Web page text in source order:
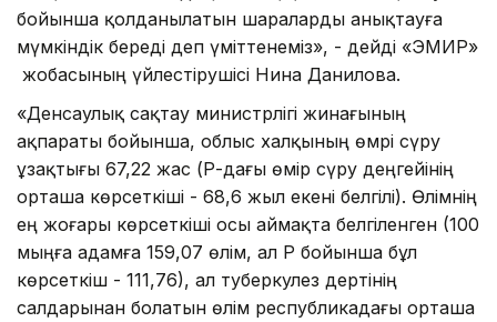
бойынша қолданылатын шараларды анықтауға
мүмкіндік береді деп үміттенеміз», - дейді «ЭМИР»
ҚҚ жобасының үйлестірушісі Нина Данилова.
«Денсаулық сақтау министрлігі жинағының
ақпараты бойынша, облыс халқының өмрі сүру
ұзақтығы 67,22 жас (ҚР-дағы өмір сүру деңгейінің
орташа көрсеткіші - 68,6 жыл екені белгілі). Өлімнің
ең жоғары көрсеткіші осы аймақта белгіленген (100
мыңға адамға 159,07 өлім, ал ҚР бойынша бұл
көрсеткіш - 111,76), ал туберкулез дертінің
салдарынан болатын өлім республикадағы орташа